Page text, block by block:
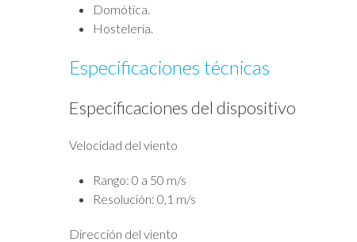
Domótica.
Hostelería.
Especificaciones técnicas
Especificaciones del dispositivo
Velocidad del viento
Rango: 0 a 50 m/s
Resolución: 0,1 m/s
Dirección del viento